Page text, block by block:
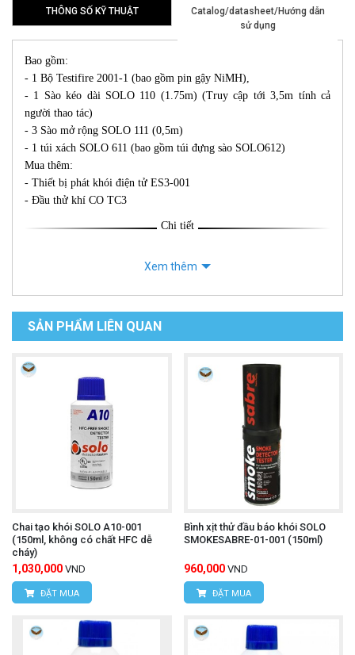
THÔNG SỐ KỸ THUẬT
Catalog/datasheet/Hướng dẫn
sử dụng
Bao gồm:
- 1 Bộ Testifire 2001-1 (bao gồm pin gậy NiMH),
- 1 Sào kéo dài SOLO 110 (1.75m) (Truy cập tới 3,5m tính cả
người thao tác)
- 3 Sào mở rộng SOLO 111 (0,5m)
- 1 túi xách SOLO 611 (bao gồm túi đựng sào SOLO612)
Mua thêm:
- Thiết bị phát khói điện tử ES3-001
- Đầu thử khí CO TC3
Chi tiết
Xem thêm
SẢN PHẨM LIÊN QUAN
Chai tạo khói SOLO A10-001
(150ml, không có chất HFC dễ
cháy)
1,030,000 VND
ĐẶT MUA
Bình xịt thử đầu báo khói SOLO
SMOKESABRE-01-001 (150ml)
960,000 VND
ĐẶT MUA